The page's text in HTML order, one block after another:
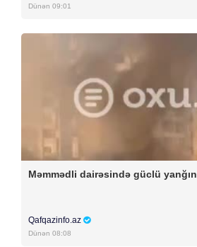
Dünən 09:01
Məmmədli dairəsində güclü yanğın
Qafqazinfo.az
Dünən 08:08